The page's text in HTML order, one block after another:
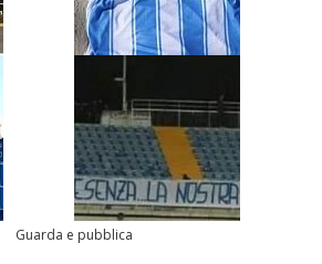
Guarda e pubblica